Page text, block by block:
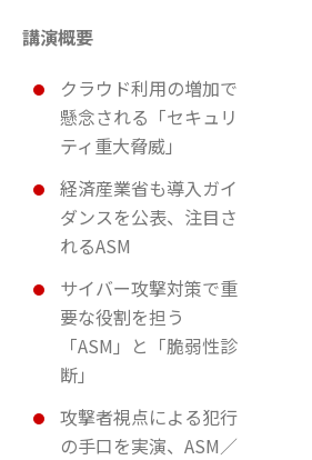
講演概要
クラウド利用の増加で
懸念される「セキュリ
ティ重大脅威」
経済産業省も導入ガイ
ダンスを公表、注目さ
れるASM
サイバー攻撃対策で重
要な役割を担う
「ASM」と「脆弱性診
断」
攻撃者視点による犯行
の手口を実演、ASM／